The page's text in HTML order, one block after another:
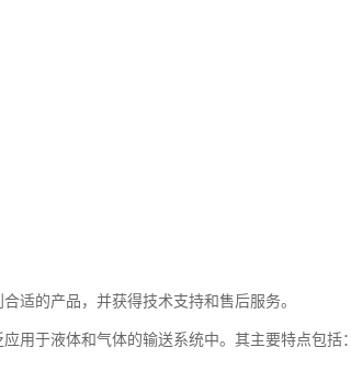
适的产品，并获得技术支持和售后服务。
用于液体和气体的输送系统中。其主要特点包括：